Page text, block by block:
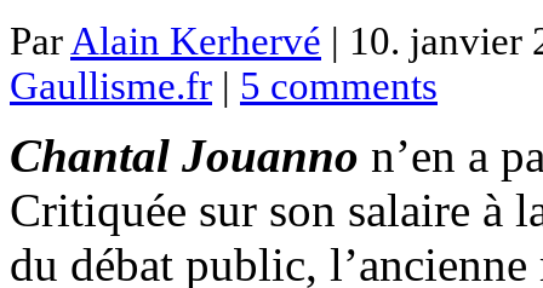
Par Alain Kerhervé | 10. janvier
Gaullisme.fr | 5 comments
Chantal Jouanno n’en a
Critiquée sur son salaire à
du débat public,